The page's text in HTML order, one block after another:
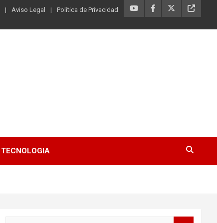
Aviso Legal Política de Privacidad
TECNOLOGIA